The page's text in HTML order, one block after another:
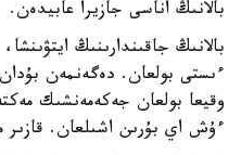
بالانىڭ اناسى جازيرا عابيدەن.
بالانىڭ جاقىندارىنىڭ
ءىستى بولعان. دەگەنمەن بۇدان
وقيعا بولعان جەكەمەنشىك
ءۇش اي بۇرىن اشىلعان. قازىر مۇندا 24 بالا